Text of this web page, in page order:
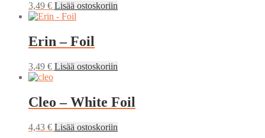
3,49 € Lisää ostoskoriin
Erin – Foil
3,49 € Lisää ostoskoriin
Cleo – White Foil
4,43 € Lisää ostoskoriin